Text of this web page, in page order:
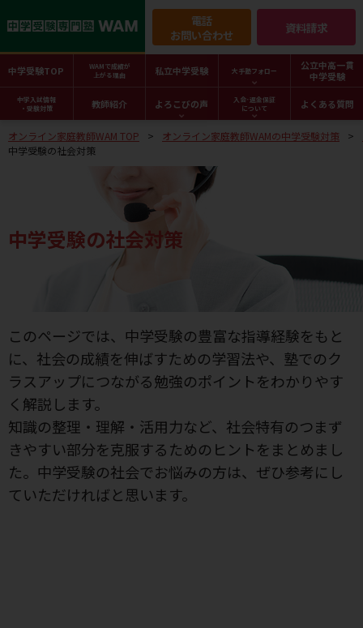
電話
お問い合わせ
資料請求
中学受験TOP
WAMで成績が
上がる理由
私立中学受験 大手塾フォロー
公立中高一貫
中学受験
中学入試情報
・受験対策
教師紹介 よろこびの声
入会･返金保証
について
よくある質問
オンライン家庭教師WAM TOP オンライン家庭教師WAMの中学受験対策
中学受験の社会対策
中学受験の社会対策
このページでは、中学受験の豊富な指導経験をもと
に、社会の成績を伸ばすための学習法や、塾でのク
ラスアップにつながる勉強のポイントをわかりやす
く解説します。
知識の整理・理解・活用力など、社会特有のつまず
きやすい部分を克服するためのヒントをまとめまし
た。中学受験の社会でお悩みの方は、ぜひ参考にし
ていただければと思います。